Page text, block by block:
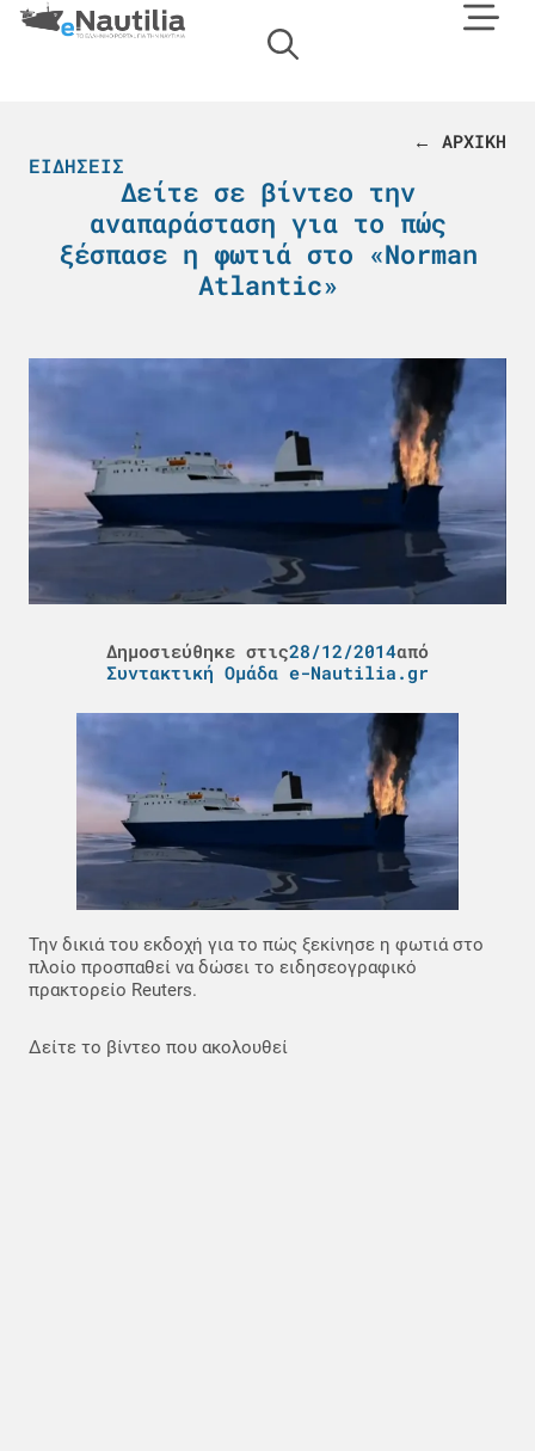
← ΑΡΧΙΚΗ
ΕΙΔΉΣΕΙΣ
Δείτε σε βίντεο την
αναπαράσταση για το πώς
ξέσπασε η φωτιά στο «Norman
Atlantic»
Δημοσιεύθηκε στις28/12/2014από
Συντακτική Ομάδα e-Nautilia.gr
Την δικιά του εκδοχή για το πώς ξεκίνησε η φωτιά στο
πλοίο προσπαθεί να δώσει το ειδησεογραφικό
πρακτορείο Reuters.
Δείτε το βίντεο που ακολουθεί